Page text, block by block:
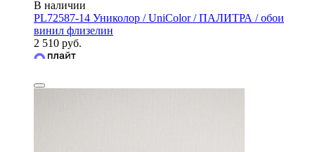
В наличии
PL72587-14 Униколор / UniColor / ПАЛИТРА / обои
винил флизелин
2 510 руб.